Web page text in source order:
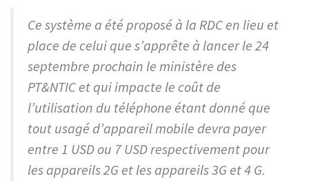
Ce système a été proposé à la RDC en lieu et
place de celui que s’apprête à lancer le 24
septembre prochain le ministère des
PT&NTIC et qui impacte le coût de
l’utilisation du téléphone étant donné que
tout usagé d’appareil mobile devra payer
entre 1 USD ou 7 USD respectivement pour
les appareils 2G et les appareils 3G et 4 G.